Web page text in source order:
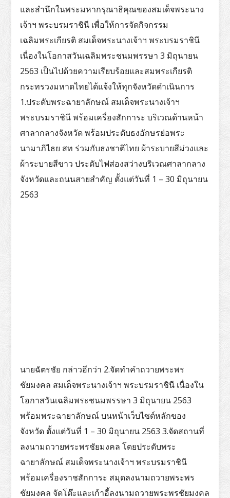
และสำนึกในพระมหากรุณาธิคุณของสมเด็จพระนาง
เจ้าฯ พระบรมราชินี เพื่อให้การจัดกิจกรรม
เฉลิมพระเกียรติ สมเด็จพระนางเจ้าฯ พระบรมราชินี
เนื่องในโอกาสวันเฉลิมพระชนมพรรษา 3 มิถุนายน
2563 เป็นไปด้วยความเรียบร้อยและสมพระเกียรติ
กระทรวงมหาดไทยได้แจ้งให้ทุกจังหวัดดำเนินการ
1.ประดับพระฉายาลักษณ์ สมเด็จพระนางเจ้าฯ
พระบรมราชินี พร้อมเครื่องสักการะ บริเวณด้านหน้า
ศาลากลางจังหวัด พร้อมประดับธงอักษรย่อพระ
นามาภิไธย สท ร่วมกับธงชาติไทย ผ้าระบายสีม่วงและ
ผ้าระบายสีขาว ประดับไฟส่องสว่างบริเวณศาลากลาง
จังหวัดและถนนสายสำคัญ ตั้งแต่วันที่ 1 – 30 มิถุนายน
2563
นายฉัตรชัย กล่าวอีกว่า 2.จัดทำคำถวายพระพร
ชัยมงคล สมเด็จพระนางเจ้าฯ พระบรมราชินี เนื่องใน
โอกาสวันเฉลิมพระชนมพรรษา 3 มิถุนายน 2563
พร้อมพระฉายาลักษณ์ บนหน้าเว็บไซต์หลักของ
จังหวัด ตั้งแต่วันที่ 1 – 30 มิถุนายน 2563 3.จัดสถานที่
ลงนามถวายพระพรชัยมงคล โดยประดับพระ
ฉายาลักษณ์ สมเด็จพระนางเจ้าฯ พระบรมราชินี
พร้อมเครื่องราชสักการะ สมุดลงนามถวายพระพร
ชัยมงคล จัดโต๊ะและเก้าอี้ลงนามถวายพระพรชัยมงคล